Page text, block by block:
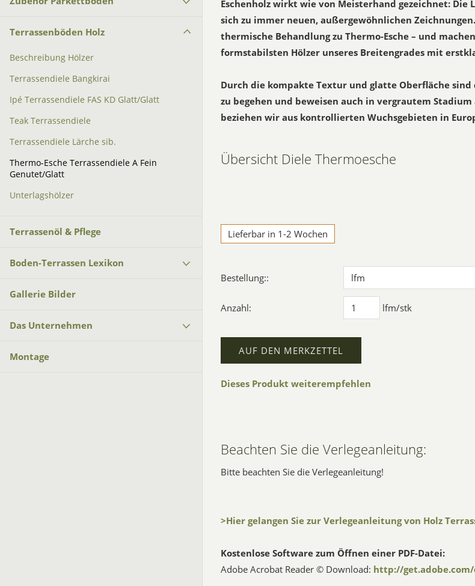
Terrassenböden Holz
Beschreibung Hölzer
Terrassendiele Bangkirai
Ipé Terrassendiele FAS KD Glatt/Glatt
Teak Terrassendiele
Terrassendiele Lärche sib.
Thermo-Esche Terrassendiele A Fein
Genutet/Glatt
Unterlagshölzer
Terrassenöl & Pflege
Boden-Terrassen Lexikon
Gallerie Bilder
Das Unternehmen
Montage
Eschenholz wirkt wie von Meisterhand gezeichnet: Die
sich zu immer neuen, außergewöhnlichen
thermische Behandlung zu Thermo-Esche – und
formstabilsten Hölzer unseres Breitengrades mit
Durch die kompakte Textur und glatte Oberfläche sind
zu begehen und beweisen auch in vergrautem
beziehen wir aus kontrollierten Wuchsgebieten in
Übersicht Diele Thermoesche
Lieferbar in 1-2 Wochen
Bestellung::
Anzahl: lfm/stk
AUF DEN MERKZETTEL
Dieses Produkt weiterempfehlen
Beachten Sie die Verlegeanleitung:
Bitte beachten Sie die Verlegeanleitung!
>Hier gelangen Sie zur Verlegeanleitung von Holz
Kostenlose Software zum Öffnen einer PDF-Datei:
Adobe Acrobat Reader © Download: http://